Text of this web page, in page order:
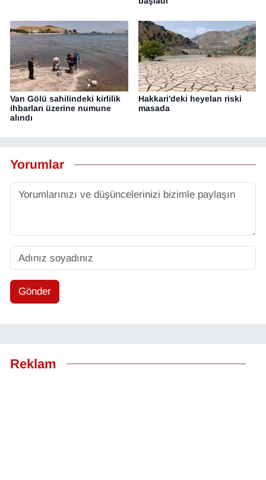
Van Gölü sahilindeki kirlilik
ihbarları üzerine numune
alındı
Hakkari'deki heyelan riski
masada
Yorumlar
Gönder
Reklam